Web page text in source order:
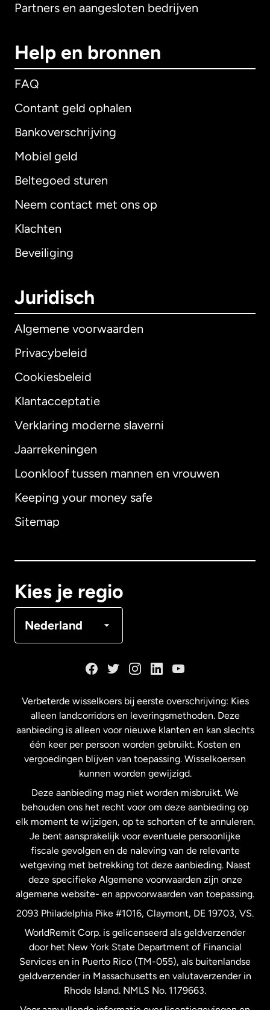
Partners en aangesloten bedrijven
Help en bronnen
FAQ
Contant geld ophalen
Bankoverschrijving
Mobiel geld
Beltegoed sturen
Neem contact met ons op
Klachten
Beveiliging
Juridisch
Algemene voorwaarden
Privacybeleid
Cookiesbeleid
Klantacceptatie
Verklaring moderne slaverni
Jaarrekeningen
Loonkloof tussen mannen en vrouwen
Keeping your money safe
Sitemap
Kies je regio
Nederland
Internationaal English
Australië
Maleisië
Nederland
Nieuw-Zeeland
Spanje
Verenigd Koninkrijk
Verenigde Staten English
Verenigde Staten Español
Zweden
Verbeterde wisselkoers bij eerste overschrijving: Kies
alleen landcorridors en leveringsmethoden. Deze
aanbieding is alleen voor nieuwe klanten en kan slechts
één keer per persoon worden gebruikt. Kosten en
vergoedingen blijven van toepassing. Wisselkoersen
kunnen worden gewijzigd.
Deze aanbieding mag niet worden misbruikt. We
behouden ons het recht voor om deze aanbieding op
elk moment te wijzigen, op te schorten of te annuleren.
Je bent aansprakelijk voor eventuele persoonlijke
fiscale gevolgen en de naleving van de relevante
wetgeving met betrekking tot deze aanbieding. Naast
deze specifieke Algemene voorwaarden zijn onze
algemene website- en appvoorwaarden van toepassing.
2093 Philadelphia Pike #1016, Claymont, DE 19703, VS.
WorldRemit Corp. is gelicenseerd als geldverzender
door het New York State Department of Financial
Services en in Puerto Rico (TM-055), als buitenlandse
geldverzender in Massachusetts en valutaverzender in
Rhode Island. NMLS No. 1179663.